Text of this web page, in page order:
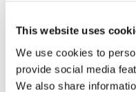
This website uses
We use cookies to
provide social media
We also share
la empresa que lo
Su dirección de correo
campos obligatorios